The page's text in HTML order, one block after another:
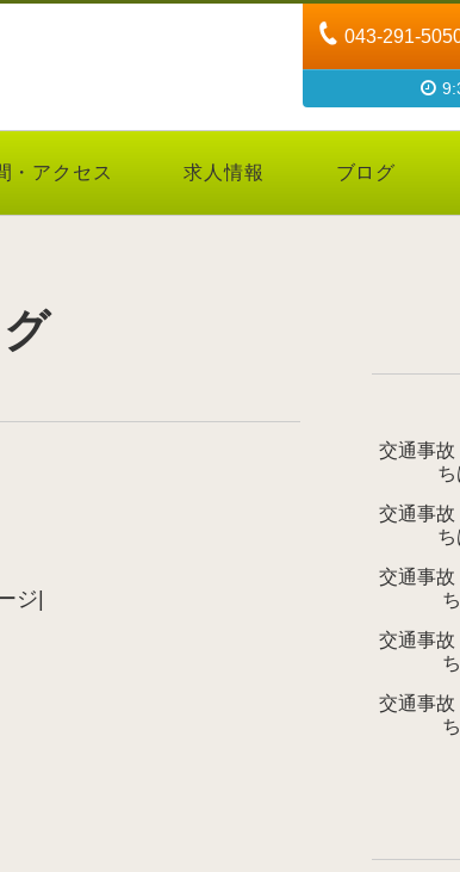
043-291-
・アクセス 求人情報 ブログ
ジ|
交通事故
交通事故
交通事故
交通事故
交通事故